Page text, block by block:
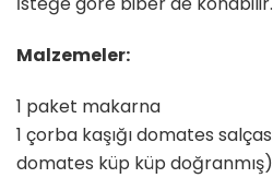
Malzemeler:
1 paket makarna
1 çorba kaşığı domates
domates küp küp doğranmış)